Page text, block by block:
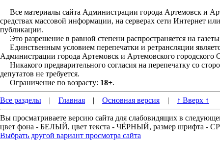
Все материалы сайта Администрации города Артемовск и
средствах массовой информации, на серверах сети Интернет
публикации.
Это разрешение в равной степени распространяется на
Единственным условием перепечатки и ретрансляции
Администрации города Артемовск и Артемовского городского
Никакого предварительного согласия на перепечатку со
депутатов не требуется.
Ограничение по возрасту: 18+.
Все разделы | Главная | Основная версия | ↑ Вверх ↑
Вы просматриваете версию сайта для слабовидящих в
цвет фона - БЕЛЫЙ, цвет текста - ЧЁРНЫЙ, размер шрифта -
Выбрать другой вариант просмотра сайта